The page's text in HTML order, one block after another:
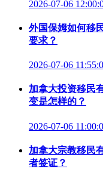
2026-07-06
外国保姆如何移
要求？
2026-07-06
加拿大投资移民
变是怎样的？
2026-07-06
加拿大宗教移民
者签证？